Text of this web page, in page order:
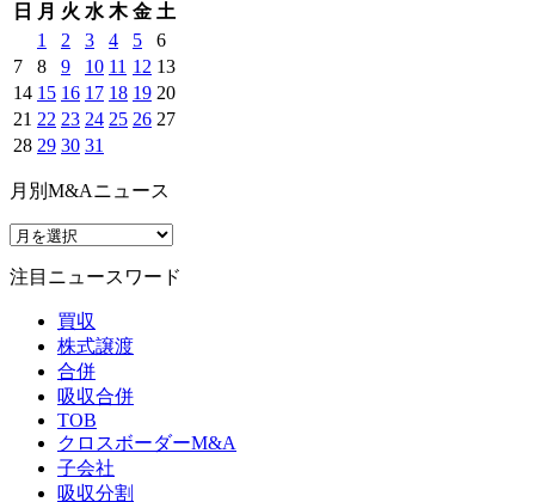
日
月 火 水 木 金 土
1
2 3 4 5
6
7
8 9 10 11 12 13
14 15 16 17 18 19 20
21 22 23 24 25 26 27
28 29 30 31
月別M&Aニュース
注目ニュースワード
買収
株式譲渡
合併
吸収合併
TOB
クロスボーダーM&A
子会社
吸収分割